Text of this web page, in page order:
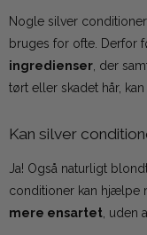
Nogle silver
bruges for ofte. Derfor
ingredienser, der
tørt eller skadet hår,
Kan silver
Ja! Også naturligt
conditioner kan hjælpe
mere ensartet, uden